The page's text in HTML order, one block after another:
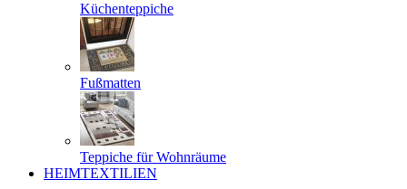
Küchenteppiche
Fußmatten
Teppiche für Wohnräume
HEIMTEXTILIEN